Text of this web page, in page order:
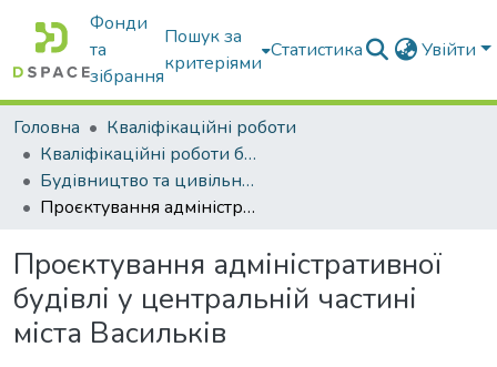
Фонди
та
зібрання
Пошук за
критеріями
Статистика Увійти
Головна
Кваліфікаційні роботи
Кваліфікаційні роботи бакалаврів
Будівництво та цивільна інженерія
Проєктування адміністративної будівлі у центральній частині міста Васильків
Проєктування адміністративної
будівлі у центральній частині
міста Васильків